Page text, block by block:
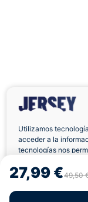
Utilizamos
acceder a la
tecnologías nos
retirar el
características y
27,99 €49,50